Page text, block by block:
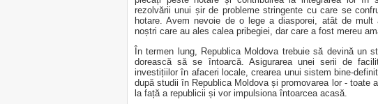
rezolvării unui șir de probleme stringente cu care se
hotare. Avem nevoie de o lege a diasporei, atât de mult
noștri care au ales calea pribegiei, dar care a fost mereu
În termen lung, Republica Moldova trebuie să devină un
dorească să se întoarcă. Asigurarea unei serii de
investițiilor în afaceri locale, crearea unui sistem bine-
după studii în Republica Moldova și promovarea lor - toate
la față a republicii și vor impulsiona întoarcea acasă.